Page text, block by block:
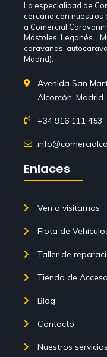
La especialidad de
cercano con nuestros
a Comercial
Móstoles, Leganés…
caravanas,
Madrid).
Avenida San
Alcorcón, Madrid.
+34 916 111 453
Enlaces
Ven a visitarnos
Flota de
Taller de
Tienda de
Blog
Contacto
Nuestros servicios